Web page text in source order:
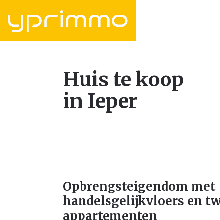
Huis te koop
in Ieper
Opbrengsteigendom met
handelsgelijkvloers en
appartementen